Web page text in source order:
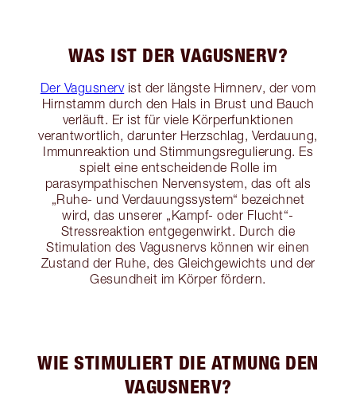
WAS IST DER VAGUSNERV?
Der Vagusnervist der längste Hirnnerv, der vom
Hirnstamm durch den Hals in Brust und Bauch
verläuft. Er ist für viele Körperfunktionen
verantwortlich, darunter Herzschlag, Verdauung,
Immunreaktion und Stimmungsregulierung. Es
spielt eine entscheidende Rolle im
parasympathischen Nervensystem, das oft als
„Ruhe- und Verdauungssystem“ bezeichnet
wird, das unserer „Kampf- oder Flucht“-
Stressreaktion entgegenwirkt. Durch die
Stimulation des Vagusnervs können wir einen
Zustand der Ruhe, des Gleichgewichts und der
Gesundheit im Körper fördern.
WIE STIMULIERT DIE ATMUNG DEN
VAGUSNERV?